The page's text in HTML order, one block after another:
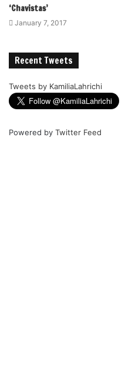
‘Chavistas’
January 7, 2017
Recent Tweets
Tweets by KamiliaLahrichi
Powered by Twitter Feed